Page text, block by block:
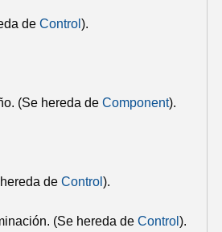
de Control ).
(Se hereda de Component).
de Control ).
(Se hereda de Control ).